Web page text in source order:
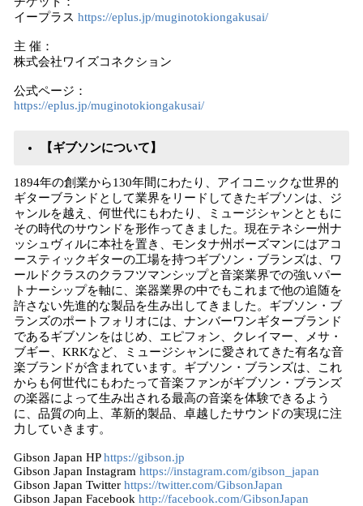
イープラス https://eplus.jp/muginotokiongakusai/
主 催：
株式会社ワイズコネクション
公式ページ：
https://eplus.jp/muginotokiongakusai/
【ギブソンについて】
1894年の創業から130年間にわたり、アイコニックな世界的
ギターブランドとして業界をリードしてきたギブソンは、ジ
ャンルを越え、何世代にもわたり、ミュージシャンとともに
その時代のサウンドを形作ってきました。現在テネシー州ナ
ッシュヴィルに本社を置き、モンタナ州ボーズマンにはアコ
ースティックギターの工場を持つギブソン・ブランズは、ワ
ールドクラスのクラフツマンシップと音楽業界での強いパー
トナーシップを軸に、楽器業界の中でもこれまで他の追随を
許さない先進的な製品を生み出してきました。ギブソン・ブ
ランズのポートフォリオには、ナンバーワンギターブランド
であるギブソンをはじめ、エピフォン、クレイマー、メサ・
ブギー、KRKなど、ミュージシャンに愛されてきた有名な音
楽ブランドが含まれています。ギブソン・ブランズは、これ
からも何世代にもわたって音楽ファンがギブソン・ブランズ
の楽器によって生み出される最高の音楽を体験できるよう
に、品質の向上、革新的製品、卓越したサウンドの実現に注
力していきます。
Gibson Japan HPhttps://gibson.jp
Gibson Japan Instagram https://instagram.com/gibson_japan
Gibson Japan Twitter https://twitter.com/GibsonJapan
Gibson Japan Facebook http://facebook.com/GibsonJapan